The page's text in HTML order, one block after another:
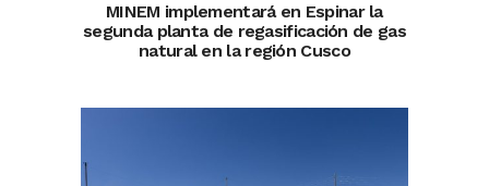
MINEM implementará en Espinar la
segunda planta de regasificación de gas
natural en la región Cusco